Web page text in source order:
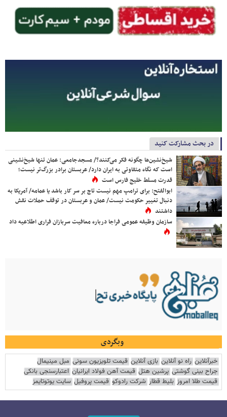
در بحث مشارکت کنید
شیخ‌نشین‌ها چگونه فکر می‌کنند؟/ مسجدجامعی: عمان تنها شیخ‌نشینی
است که نگاه متفاوتی به ایران دارد/ عربستان برادر بزرگ‌تر نیست؛
قدرت مسلط خلیج فارس است
ابوالفتح: برای ترامپ مهم نیست تاج بر سر کار باشد یا عمامه/ آمریکا به
دنبال تغییر حکومت نیست/ عمان و عربستان در توقف حملات نقش
داشتند
سازمان وظیفه عمومی فراجا درباره معافیت سربازان فراری اطلاعیه داد
وبگردی
خبرآنلاین راه نو آنلاین بازی آنلاین قیمت تلویزیون سونی مبل مینیمال
جراح بینی گوشتی پرشین هتل قیمت آهن فولاد ایرانیان اعتبارسنجی بانکی
قیمت طلا امروز بلیط قطار شرکت رادوکو قیمت پروفیل سایت یوتوتایمز